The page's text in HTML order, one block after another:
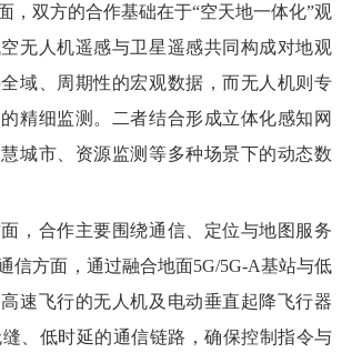
，双方的合作基础在于“空天地一体化”观
无人机遥感与卫星遥感共同构成对地观
域、周期性的宏观数据，而无人机则专
精细监测。二者结合形成立体化感知网
城市、资源监测等多种场景下的动态数
，合作主要围绕通信、定位与地图服务
信方面，通过融合地面5G/5G-A基站与低
速飞行的无人机及电动垂直起降飞行器
缝、低时延的通信链路，确保控制指令与